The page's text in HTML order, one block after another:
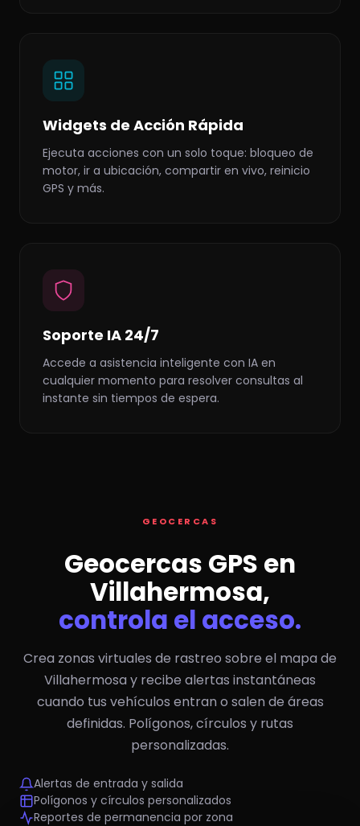
Widgets de Acción Rápida
Ejecuta acciones con un solo toque: bloqueo de
motor, ir a ubicación, compartir en vivo, reinicio
GPS y más.
Soporte IA 24/7
Accede a asistencia inteligente con IA en
cualquier momento para resolver consultas al
instante sin tiempos de espera.
GEOCERCAS
Geocercas GPS en
Villahermosa,
controla el acceso.
Crea zonas virtuales de rastreo sobre el mapa de
Villahermosa y recibe alertas instantáneas
cuando tus vehículos entran o salen de áreas
definidas. Polígonos, círculos y rutas
personalizadas.
Alertas de entrada y salida
Polígonos y círculos personalizados
Reportes de permanencia por zona